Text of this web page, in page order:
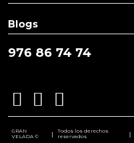
976 86 74 74
Blogs
GRAN
VELADA ©
|
Todos los derechos
reservados
|